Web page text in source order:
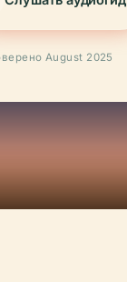
August 2025